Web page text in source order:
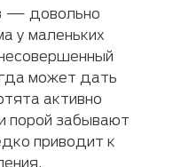
— довольно
у маленьких
может дать
активно
порой забывают
приводит к